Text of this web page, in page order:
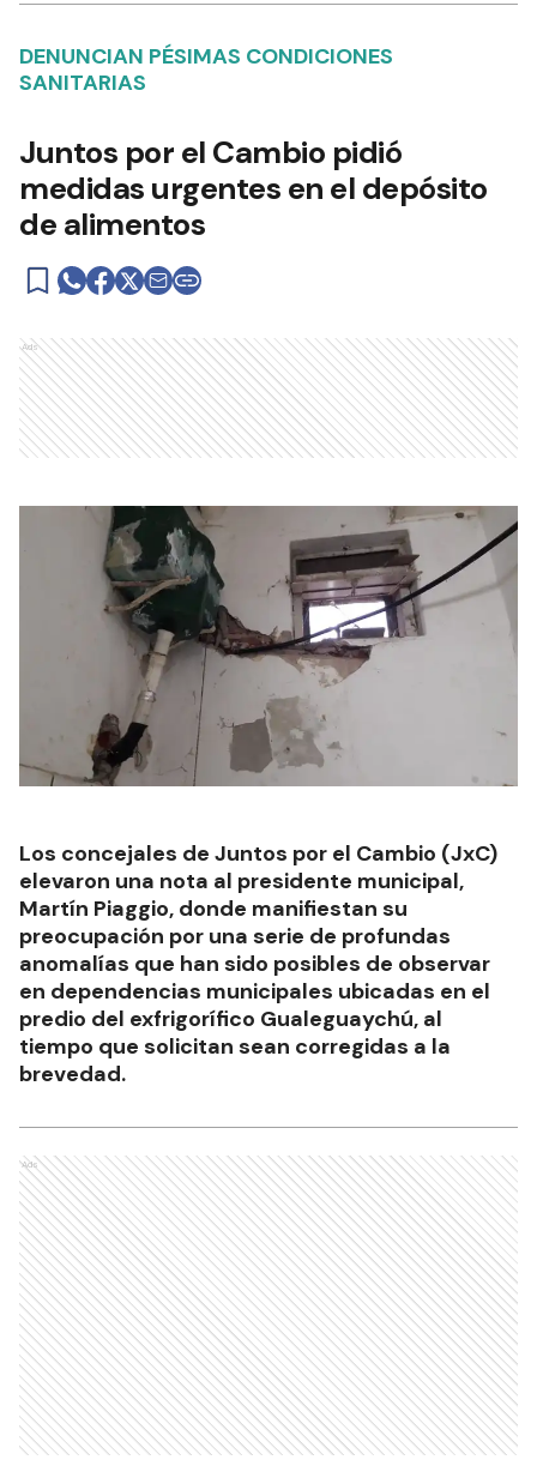
DENUNCIAN PÉSIMAS CONDICIONES
SANITARIAS
Juntos por el Cambio pidió
medidas urgentes en el depósito
de alimentos
Ads
Los concejales de Juntos por el Cambio (JxC)
elevaron una nota al presidente municipal,
Martín Piaggio, donde manifiestan su
preocupación por una serie de profundas
anomalías que han sido posibles de observar
en dependencias municipales ubicadas en el
predio del exfrigorífico Gualeguaychú, al
tiempo que solicitan sean corregidas a la
brevedad.
Ads